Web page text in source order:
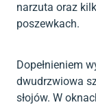
narzuta oraz
poszewkach.
Dopełnieniem
dwudrzwiowa
słojów. W